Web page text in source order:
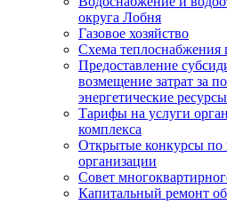
округа Лобня
Газовое хозяйство
Схема теплоснабжения
Предоставление
возмещение затрат за
энергетические ресурсы
Тарифы на услуги
комплекса
Открытые конкурсы
организации
Совет
Капитальный ремонт